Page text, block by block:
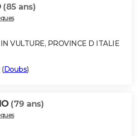
(85 ans)
VULTURE, PROVINCE D ITALIE
(Doubs)
(79 ans)